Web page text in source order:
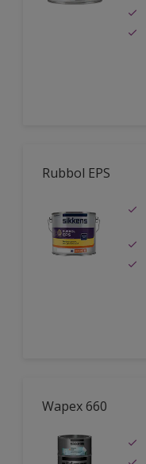
Rubbol EPS
Wapex 660